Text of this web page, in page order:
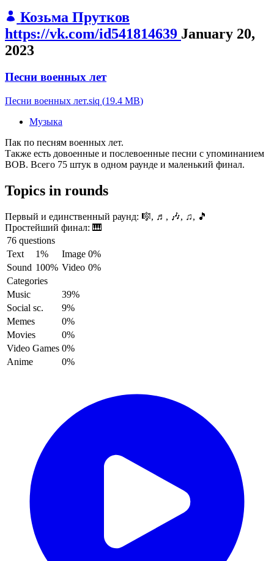
Козьма Прутков
https://vk.com/id541814639 January 20,
2023
Песни военных лет
Песни военных лет.siq (19.4 MB)
Музыка
Пак по песням военных лет.
Также есть довоенные и послевоенные песни с упоминанием
ВОВ. Всего 75 штук в одном раунде и маленький финал.
Topics in rounds
Первый и единственный раунд: 🎼, ♬, 🎶, ♫, 🎵
Простейший финал: 🎹
76 questions
Text
1% Image 0%
Sound 100% Video 0%
Categories
Music
39%
Social sc.
9%
Memes
0%
Movies
0%
Video Games 0%
Anime
0%